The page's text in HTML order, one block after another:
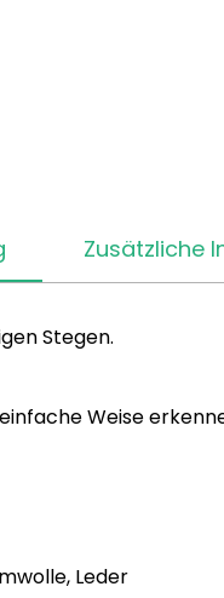
Zusätzliche
Stegen.
Weise
Leder